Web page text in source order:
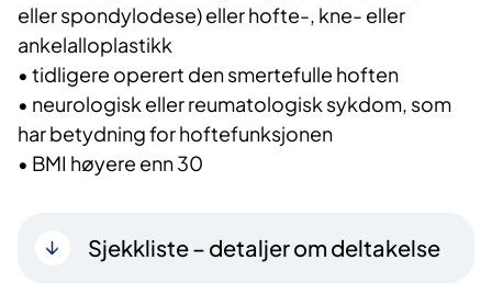
eller spondylodese) eller hofte-, kne- eller
ankelalloplastikk
• tidligere operert den smertefulle hoften
• neurologisk eller reumatologisk sykdom, som
har betydning for hoftefunksjonen
• BMI høyere enn 30
Sjekkliste – detaljer om deltakelse